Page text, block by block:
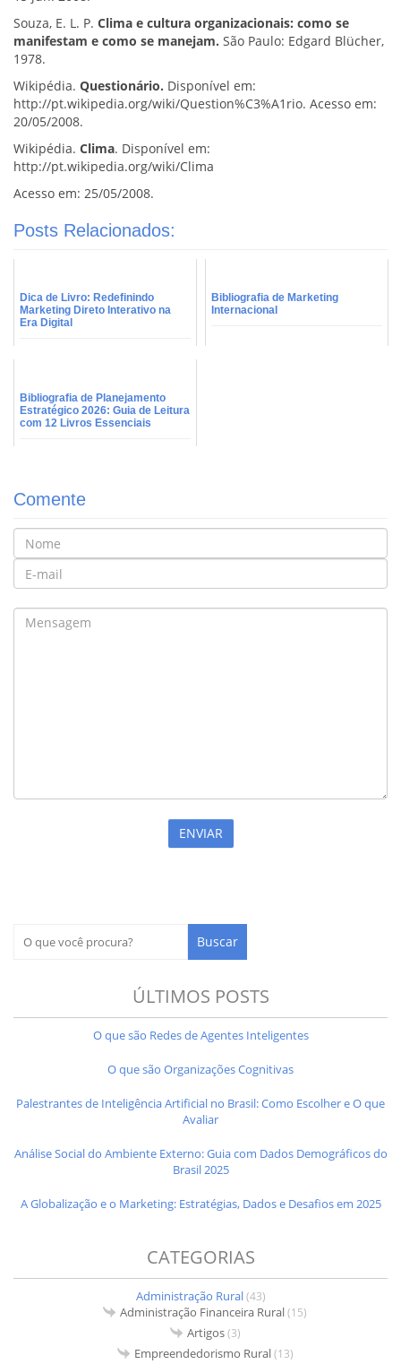
Souza, E. L. P. Clima e cultura organizacionais: como se
manifestam e como se manejam. São Paulo: Edgard Blücher,
1978.
Wikipédia. Questionário. Disponível em:
http://pt.wikipedia.org/wiki/Question%C3%A1rio. Acesso em:
20/05/2008.
Wikipédia. Clima. Disponível em:
http://pt.wikipedia.org/wiki/Clima
Acesso em: 25/05/2008.
Posts Relacionados:
Dica de Livro: Redefinindo
Marketing Direto Interativo na
Era Digital
Bibliografia de Marketing
Internacional
Bibliografia de Planejamento
Estratégico 2026: Guia de Leitura
com 12 Livros Essenciais
Comente
ÚLTIMOS POSTS
O que são Redes de Agentes Inteligentes
O que são Organizações Cognitivas
Palestrantes de Inteligência Artificial no Brasil: Como Escolher e O que
Avaliar
Análise Social do Ambiente Externo: Guia com Dados Demográficos do
Brasil 2025
A Globalização e o Marketing: Estratégias, Dados e Desafios em 2025
CATEGORIAS
Administração Rural(43)
Administração Financeira Rural(15)
Artigos(3)
Empreendedorismo Rural(13)